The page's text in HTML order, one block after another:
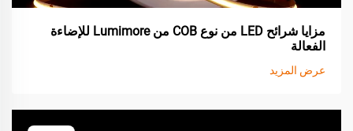
مزايا شرائح LED من نوع COB من Lumimore للإضاءة
الفعالة
عرض المزيد